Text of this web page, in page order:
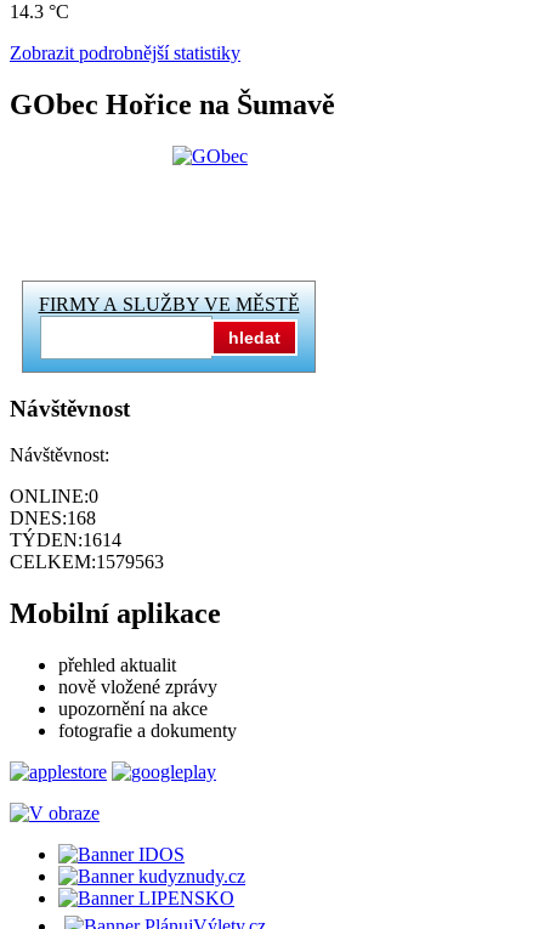
14.3 °C
Zobrazit podrobnější statistiky
GObec Hořice na Šumavě
FIRMY A SLUŽBY VE MĚSTĚ
hledat
Návštěvnost
Návštěvnost:
ONLINE:0
DNES:168
TÝDEN:1614
CELKEM:1579563
Mobilní aplikace
přehled aktualit
nově vložené zprávy
upozornění na akce
fotografie a dokumenty